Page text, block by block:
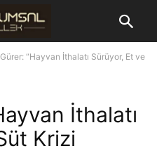
Gürer: “Hayvan İthalatı Sürüyor, Et ve
İthalatı
Krizi